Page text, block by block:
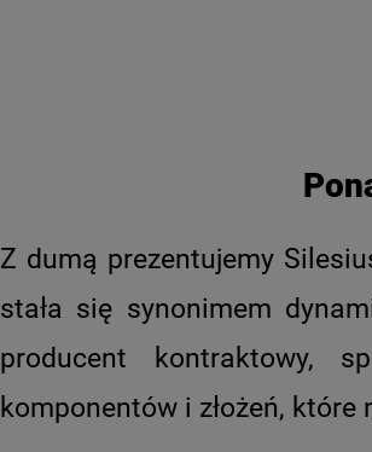
Z dumą prezentujemy
stała się synonimem
producent kontraktowy,
komponentów i złożeń, które